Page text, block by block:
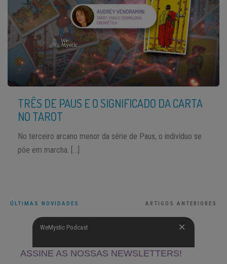
TRÊS DE PAUS E O SIGNIFICADO DA CARTA
NO TAROT
No terceiro arcano menor da série de Paus, o indivíduo se
põe em marcha. […]
ÚLTIMAS NOVIDADES ARTIGOS ANTERIORES
WeMystic Podcast